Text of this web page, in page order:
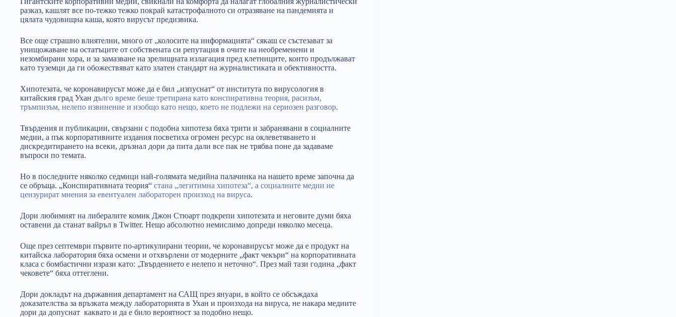
разказ, кашлят все по-тежко тежко покрай катастрофалното си отразяване на пандемията и
цялата чудовищна каша, която вирусът предизвика.
Все още страшно влиятелни, много от „колосите на информацията“ сякаш се състезават за
унищожаване на остатъците от собствената си репутация в очите на необременени и
незомбирани хора, и за замазване на зрелищната излагация пред клетниците, които продължават
като туземци да ги обожествяват като златен стандарт на журналистиката и обективността.
Хипотезата, че коронавирусът може да е бил „изпуснат“ от института по вирусология в
китайския град Ухан дълго време беше третирана като конспиративна теория, расизъм,
тръмпизъм, нелепо извинение и изобщо като нещо, което не подлежи на сериозен разговор.
Твърдения и публикации, свързани с подобна хипотеза бяха трити и забранявани в социалните
медии, а пък корпоративните издания посветиха огромен ресурс на оклеветяването и
дискредитирането на всеки, дръзнал дори да пита дали все пак не трябва поне да задаваме
въпроси по темата.
Но в последните няколко седмици най-голямата медийна палачинка на нашето време започна да
се обръща. „Конспиративната теория“ стана „легитимна хипотеза“, а социалните медии не
цензурират мнения за евентуален лабораторен произход на вируса.
Дори любимият на либералите комик Джон Стюарт подкрепи хипотезата и неговите думи бяха
оставени да станат вайръл в Twitter. Нещо абсолютно немислимо допреди няколко месеца.
Още през септември първите по-артикулирани теории, че коронавирусът може да е продукт на
китайска лаборатория бяха осмени и отхвърлени от модерните „факт чекъри“ на корпоративната
класа с бомбастични изрази като: „Твърдението е нелепо и неточно“. През май тази година „факт
чековете“ бяха оттеглени.
Дори докладът на държавния департамент на САЩ през януари, в който се обсъждаха
доказателства за връзката между лабораторията в Ухан и произхода на вируса, не накара медиите
дори да допуснат каквато и да е било вероятност за подобно нещо.